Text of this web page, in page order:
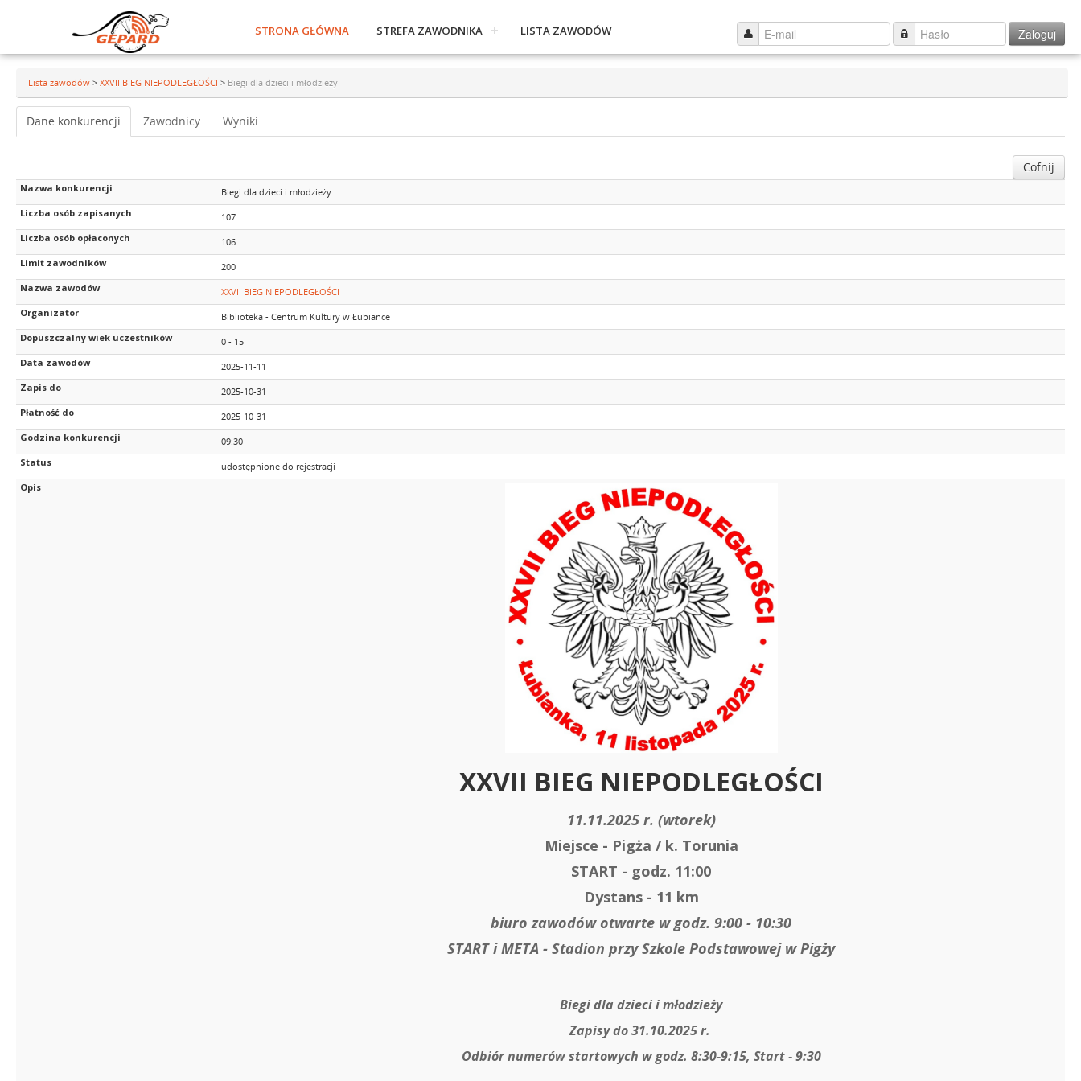
Zaloguj
STRONA GŁÓWNA STREFA ZAWODNIKA LISTA ZAWODÓW
Lista zawodów > XXVII BIEG NIEPODLEGŁOŚCI > Biegi dla dzieci i młodzieży
Dane konkurencji Zawodnicy Wyniki
Cofnij
Nazwa konkurencji
Biegi dla dzieci i młodzieży
Liczba osób zapisanych
107
Liczba osób opłaconych
106
Limit zawodników
200
Nazwa zawodów
XXVII BIEG NIEPODLEGŁOŚCI
Organizator
Biblioteka - Centrum Kultury w Łubiance
Dopuszczalny wiek uczestników
0 - 15
Data zawodów
2025-11-11
Zapis do
2025-10-31
Płatność do
2025-10-31
Godzina konkurencji
09:30
Status
udostępnione do rejestracji
Opis
XXVII BIEG NIEPODLEGŁOŚCI
11.11.2025 r. (wtorek)
Miejsce - Pigża / k. Torunia
START - godz. 11:00
Dystans - 11 km
biuro zawodów otwarte w godz. 9:00 - 10:30
START i META - Stadion przy Szkole Podstawowej w Pigży
Biegi dla dzieci i młodzieży
Zapisy do 31.10.2025 r.
Odbiór numerów startowych w godz. 8:30-9:15, Start - 9:30